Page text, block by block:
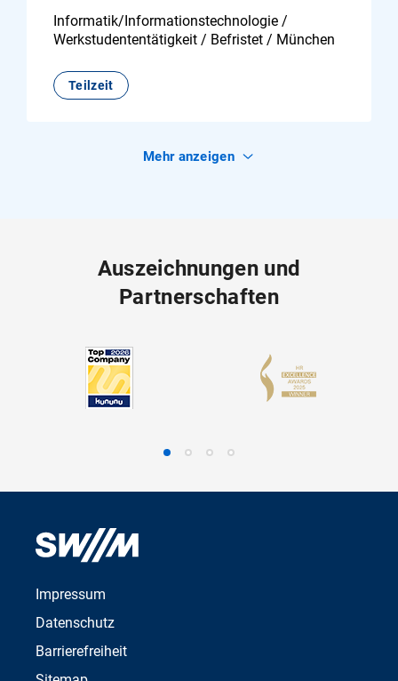
Informatik/Informationstechnologie /
Werkstudententätigkeit / Befristet / München
Teilzeit
Mehr anzeigen
Auszeichnungen und
Partnerschaften
Impressum
Datenschutz
Barrierefreiheit